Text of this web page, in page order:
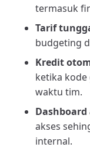
termasuk
Tarif
budgeting
Kredit
ketika
waktu tim.
akses
internal.